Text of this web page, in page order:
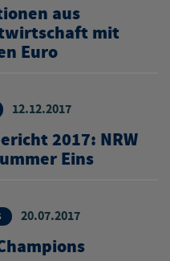
aus
mit
Euro
12.12.2017
2017: NRW
Eins
20.07.2017